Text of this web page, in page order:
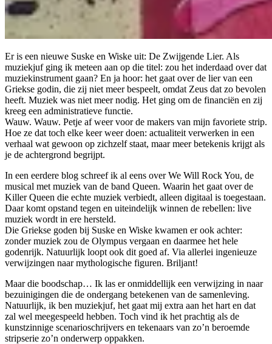
Er is een nieuwe Suske en Wiske uit: De Zwijgende Lier. Als
muziekjuf ging ik meteen aan op die titel: zou het inderdaad over dat
muziekinstrument gaan? En ja hoor: het gaat over de lier van een
Griekse godin, die zij niet meer bespeelt, omdat Zeus dat zo bevolen
heeft. Muziek was niet meer nodig. Het ging om de financiën en zij
kreeg een administratieve functie.
Wauw. Wauw. Petje af weer voor de makers van mijn favoriete strip.
Hoe ze dat toch elke keer weer doen: actualiteit verwerken in een
verhaal wat gewoon op zichzelf staat, maar meer betekenis krijgt als
je de achtergrond begrijpt.
In een eerdere blog schreef ik al eens over We Will Rock You, de
musical met muziek van de band Queen. Waarin het gaat over de
Killer Queen die echte muziek verbiedt, alleen digitaal is toegestaan.
Daar komt opstand tegen en uiteindelijk winnen de rebellen: live
muziek wordt in ere hersteld.
Die Griekse goden bij Suske en Wiske kwamen er ook achter:
zonder muziek zou de Olympus vergaan en daarmee het hele
godenrijk. Natuurlijk loopt ook dit goed af. Via allerlei ingenieuze
verwijzingen naar mythologische figuren. Briljant!
Maar die boodschap… Ik las er onmiddellijk een verwijzing in naar
bezuinigingen die de ondergang betekenen van de samenleving.
Natuurlijk, ik ben muziekjuf, het gaat mij extra aan het hart en dat
zal wel meegespeeld hebben. Toch vind ik het prachtig als de
kunstzinnige scenarioschrijvers en tekenaars van zo’n beroemde
stripserie zo’n onderwerp oppakken.